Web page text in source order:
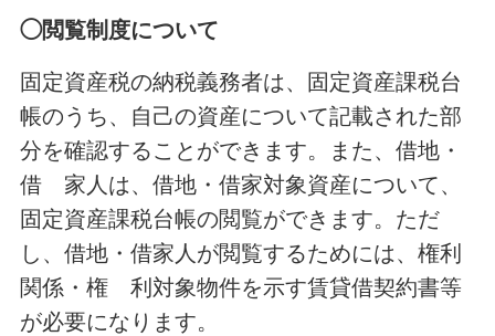
◯閲覧制度について
固定資産税の納税義務者は、固定資産課税台
帳のうち、自己の資産について記載された部
分を確認することができます。また、借地・
借 家人は、借地・借家対象資産について、
固定資産課税台帳の閲覧ができます。ただ
し、借地・借家人が閲覧するためには、権利
関係・権 利対象物件を示す賃貸借契約書等
が必要になります。